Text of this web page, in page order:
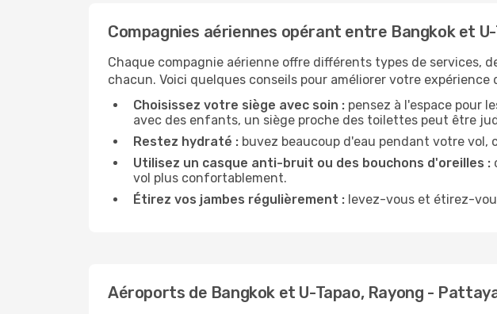
Compagnies aériennes opérant entre Bangkok et
Chaque compagnie aérienne offre différents types de services,
chacun. Voici quelques conseils pour améliorer votre expérience
Choisissez votre siège avec soin : pensez à l'espace pour
avec des enfants, un siège proche des toilettes peut être
Restez hydraté : buvez beaucoup d'eau pendant votre
Utilisez un casque anti-bruit ou des bouchons d'oreilles :
vol plus confortablement.
Étirez vos jambes régulièrement : levez-vous et étirez-
Aéroports de Bangkok et U-Tapao, Rayong -